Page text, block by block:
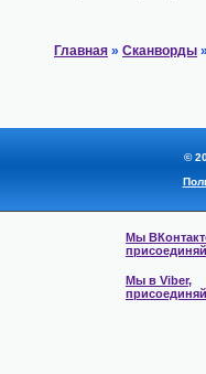
Главная » Сканворды
©
Мы
Мы в Viber,